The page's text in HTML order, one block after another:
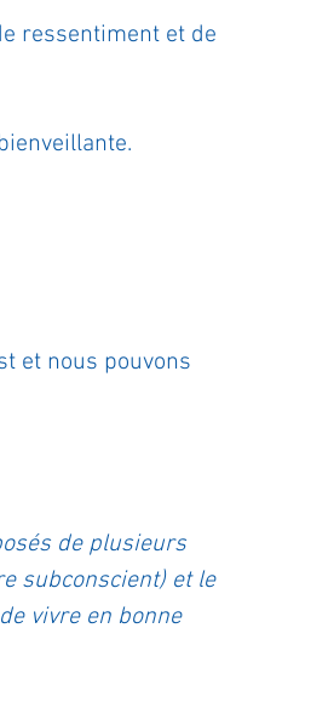
ressentiment et de
et nous pouvons
de plusieurs
subconscient) et le
vivre en bonne